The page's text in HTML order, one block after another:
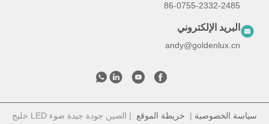
86-0755-2332-2485
البريد الإلكتروني
andy@goldenlux.cn
سياسة الخصوصية | خريطة الموقع | الصين جودة جيدة ضوء LED خليج